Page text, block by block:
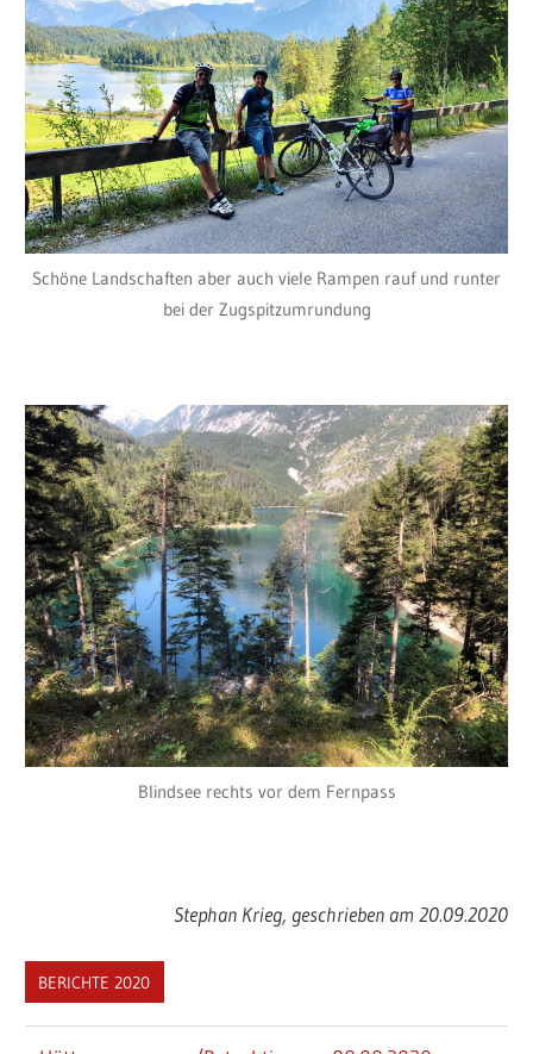
Schöne Landschaften aber auch viele Rampen rauf und runter
bei der Zugspitzumrundung
Blindsee rechts vor dem Fernpass
Stephan Krieg, geschrieben am 20.09.2020
BERICHTE 2020